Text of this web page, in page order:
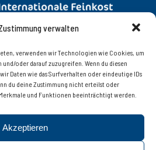
verwalten
verwenden wir Technologien wie Cookies, um
oder darauf zuzugreifen. Wenn du diesen
Daten wie das Surfverhalten oder eindeutige IDs
du deine Zustimmung nicht erteilst oder
und Funktionen beeinträchtigt werden.
Akzeptieren
IMPRESSUM
77, 6060 Hall in Tirol | Tel. +43 (0)